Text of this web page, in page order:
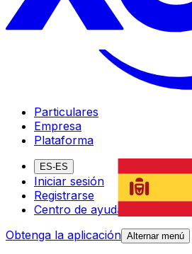
Particulares
Empresa
Plataforma
ES-ES
Iniciar sesión
Registrarse
Centro de ayuda
Obtenga la aplicación Alternar menú